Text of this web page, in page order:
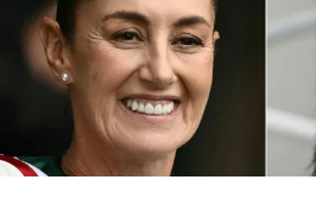
red social X.
El ministerio agregó que, pese a
del Sahara, se esperan lluvias
por lo que pidió a la población
información oficial sobre las
meteorológicas.